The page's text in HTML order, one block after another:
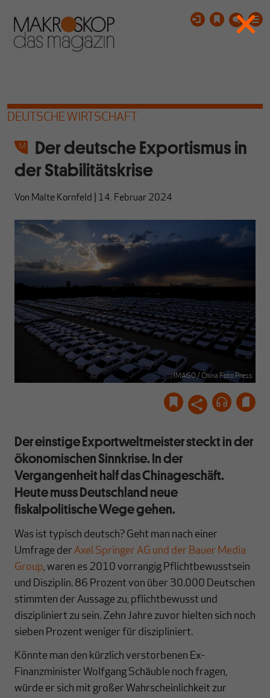
DEUTSCHE WIRTSCHAFT
Der deutsche Exportismus in
der Stabilitätskrise
Von Malte Kornfeld 14. Februar 2024
IMAGO / China Foto Press
Der einstige Exportweltmeister steckt in der
ökonomischen Sinnkrise. In der
Vergangenheit half das Chinageschäft.
Heute muss Deutschland neue
fiskalpolitische Wege gehen.
Was ist typisch deutsch? Geht man nach einer
Umfrage der Axel Springer AG und der Bauer Media
Group, waren es 2010 vorrangig Pflichtbewusstsein
und Disziplin. 86 Prozent von über 30.000 Deutschen
stimmten der Aussage zu, pflichtbewusst und
diszipliniert zu sein. Zehn Jahre zuvor hielten sich noch
sieben Prozent weniger für diszipliniert.
Könnte man den kürzlich verstorbenen Ex-
Finanzminister Wolfgang Schäuble noch fragen,
würde er sich mit großer Wahrscheinlichkeit zur